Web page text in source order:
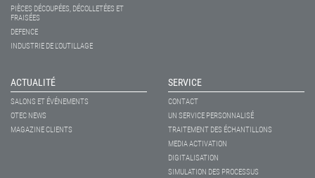
PIÈCES DÉCOUPÉES, DÉCOLLETÉES ET
FRAISÉES
DEFENCE
INDUSTRIE DE L'OUTILLAGE
ACTUALITÉ
SALONS ET ÉVÉNEMENTS
OTEC NEWS
MAGAZINE CLIENTS
SERVICE
CONTACT
UN SERVICE PERSONNALISÉ
TRAITEMENT DES ÉCHANTILLONS
MEDIA ACTIVATION
DIGITALISATION
SIMULATION DES PROCESSUS